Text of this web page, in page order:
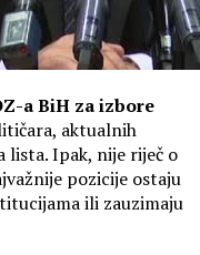
a BiH za izbore
aktualnih
lista. Ipak, nije riječ o
pozicije ostaju
ili zauzimaju